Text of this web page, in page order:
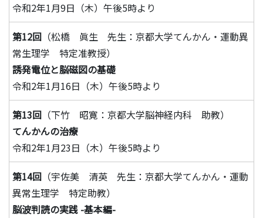
令和2年1月9日（木）午後5時より
第12回 （松橋 眞生 先生：京都大学てんかん・運動異
常生理学 特定准教授）
誘発電位と脳磁図の基礎
令和2年1月16日（木）午後5時より
第13回 （下竹 昭寛：京都大学脳神経内科 助教）
てんかんの治療
令和2年1月23日（木）午後5時より
第14回 （宇佐美 清英 先生：京都大学てんかん・運動
異常生理学 特定助教）
脳波判読の実践 -基本編-